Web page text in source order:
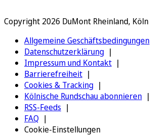
Copyright 2026 DuMont Rheinland, Köln
Allgemeine Geschäftsbedingungen
Datenschutzerklärung
Impressum und Kontakt
Barrierefreiheit
Cookies & Tracking
Kölnische Rundschau abonnieren
RSS-Feeds
FAQ
Cookie-Einstellungen